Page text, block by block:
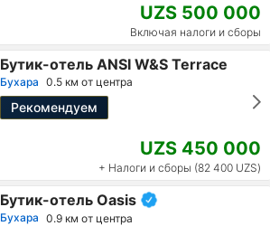
UZS 500 000
Включая налоги и сборы
Бутик-отель ANSI W&S Terrace
Бухара 0.5 км от центра
Рекомендуем
UZS 450 000
+ Налоги и сборы (82 400 UZS)
Бутик-отель Oasis
Бухара 0.9 км от центра